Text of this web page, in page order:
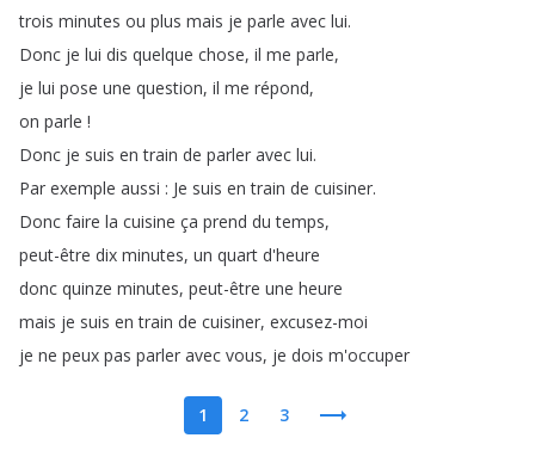
trois minutes ou plus mais je parle avec lui.
Donc je lui dis quelque chose, il me parle,
je lui pose une question, il me répond,
on parle !
Donc je suis en train de parler avec lui.
Par exemple aussi : Je suis en train de cuisiner.
Donc faire la cuisine ça prend du temps,
peut-être dix minutes, un quart d'heure
donc quinze minutes, peut-être une heure
mais je suis en train de cuisiner, excusez-moi
je ne peux pas parler avec vous, je dois m'occuper
1 2 3